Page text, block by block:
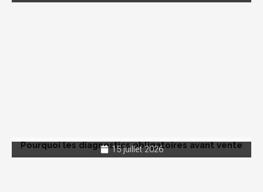
Pourquoi les diagnostics obligatoires avant vente
15 juillet 2026